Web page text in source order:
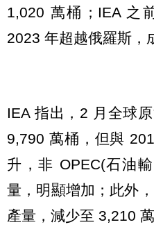
1,020 萬桶；IEA 之
2023 年超越俄羅斯，
IEA 指出，2 月全球
9,790 萬桶，但與
升，非 OPEC(石油
量，明顯增加；此外
產量，減少至 3,210 萬